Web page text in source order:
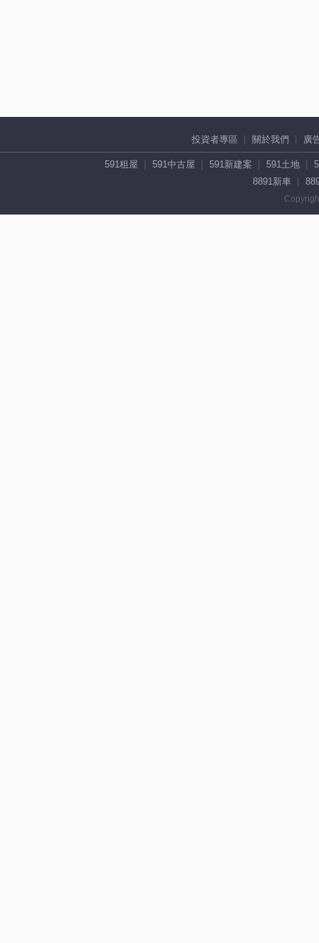
投資者專區 關於我們 廣
591租屋 591中古屋 591新建案 591土地
8891新車